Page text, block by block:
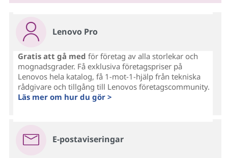
Lenovo Pro
Gratis att gå med för företag av alla storlekar och
mognadsgrader. Få exklusiva företagspriser på
Lenovos hela katalog, få 1-mot-1-hjälp från tekniska
rådgivare och tillgång till Lenovos företagscommunity.
Läs mer om hur du gör >
E-postaviseringar